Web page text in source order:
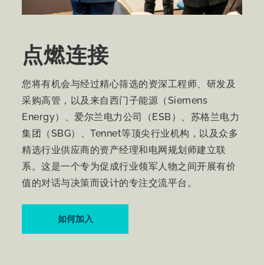
点燃连接
您将有机会与经过精心筛选的资深工程师、研发及
采购高管，以及来自西门子能源（Siemens
Energy）、爱尔兰电力公司（ESB）、苏格兰电力
集团（SBG）、Tennet等顶尖行业机构，以及众多
精选行业供应商的资产经理和电网规划师建立联
系。这是一个专为促成行业领军人物之间开展有价
值的对话与决策而设计的专注交流平台。
如何加入